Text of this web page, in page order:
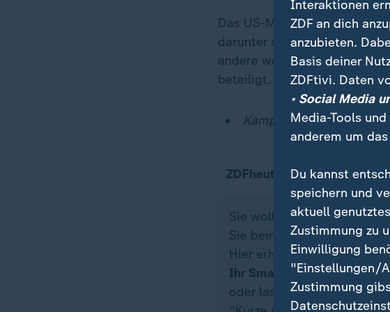
Das US-Militär fliegt
darunter auf Schiffe
andere westliche Staaten
beteiligt.
Kampf gegen Huthi-
ZDFheute auf WhatsApp
Sie wollen auf dem
Sie beim ZDFheute-
Hier erhalten Siedie
Ihr Smartphone. Nehmen
oder lassen Sie sich durch
Interaktionen
ZDF an dich
anzubieten.
Basis deiner
ZDFtivi. Daten
• Social Media
Media-Tools
anderem um
Du kannst
speichern und
aktuell
Zustimmung zu
Einwilligung
"Einstellungen/
Zustimmung